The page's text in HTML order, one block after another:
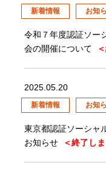
新着情報 お知
令和７年度認証ソー
会の開催について
2025.05.20
新着情報 お知
東京都認証ソーシャ
お知らせ
＜終了し